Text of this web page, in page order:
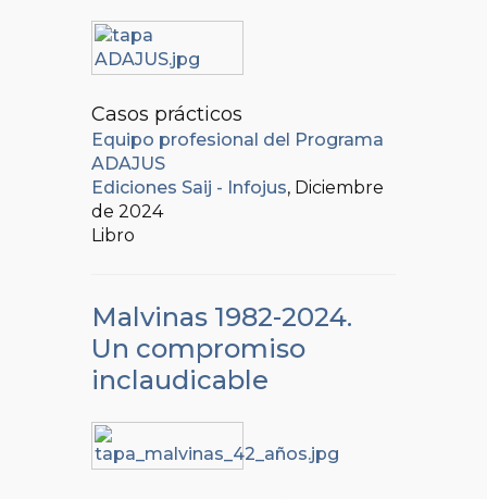
Casos prácticos
Equipo profesional del Programa
ADAJUS
Ediciones Saij - Infojus, Diciembre
de 2024
Libro
Malvinas 1982-2024.
Un compromiso
inclaudicable